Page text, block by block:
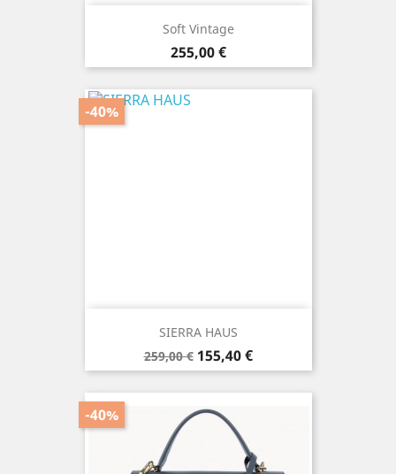
Soft Vintage
Prix
255,00 €
SIERRA HAUS
Prix
de
base
259,00 €
-40%
Prix
155,40 €
-40%